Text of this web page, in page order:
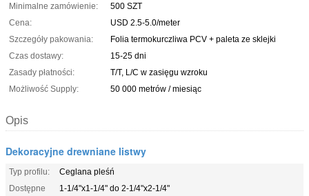
Minimalne zamówienie:
500 SZT
Cena:
USD 2.5-5.0/meter
Szczegóły pakowania:
Folia termokurczliwa PCV + paleta ze sklejki
Czas dostawy:
15-25 dni
Zasady płatności:
T/T, L/C w zasięgu wzroku
Możliwość Supply:
50 000 metrów / miesiąc
Opis
Dekoracyjne drewniane listwy
Typ profilu:
Ceglana pleśń
Dostępne
1-1/4"x1-1/4" do 2-1/4"x2-1/4"